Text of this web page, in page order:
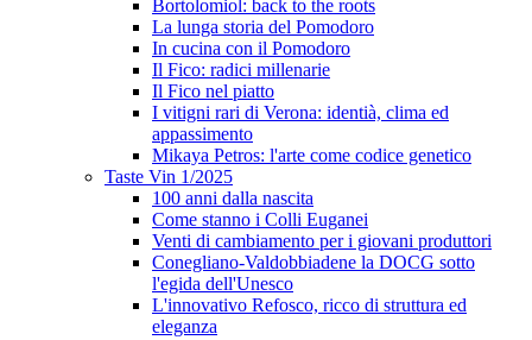
Bortolomiol: back to the roots
La lunga storia del Pomodoro
In cucina con il Pomodoro
Il Fico: radici millenarie
Il Fico nel piatto
I vitigni rari di Verona: identià, clima ed
appassimento
Mikaya Petros: l'arte come codice genetico
Taste Vin 1/2025
100 anni dalla nascita
Come stanno i Colli Euganei
Venti di cambiamento per i giovani produttori
Conegliano-Valdobbiadene la DOCG sotto
l'egida dell'Unesco
L'innovativo Refosco, ricco di struttura ed
eleganza